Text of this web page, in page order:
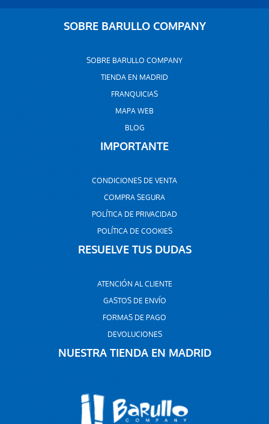
SOBRE BARULLO COMPANY
SOBRE BARULLO COMPANY
TIENDA EN MADRID
FRANQUICIAS
MAPA WEB
BLOG
IMPORTANTE
CONDICIONES DE VENTA
COMPRA SEGURA
POLÍTICA DE PRIVACIDAD
POLÍTICA DE COOKIES
RESUELVE TUS DUDAS
ATENCIÓN AL CLIENTE
GASTOS DE ENVÍO
FORMAS DE PAGO
DEVOLUCIONES
NUESTRA TIENDA EN MADRID